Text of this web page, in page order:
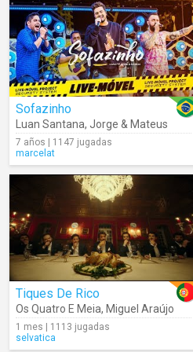
Sofazinho
Luan Santana, Jorge & Mateus
7 años | 1147 jugadas
marcelat
Tiques De Rico
Os Quatro E Meia, Miguel Araújo
1 mes | 1113 jugadas
selvatica